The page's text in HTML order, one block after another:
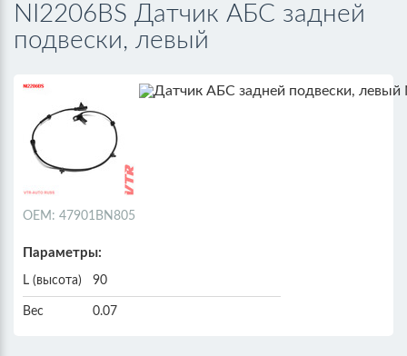
NI2206BS Датчик АБС задней
подвески, левый
ОЕМ: 47901BN805
Параметры:
L (высота) 90
Вес 0.07